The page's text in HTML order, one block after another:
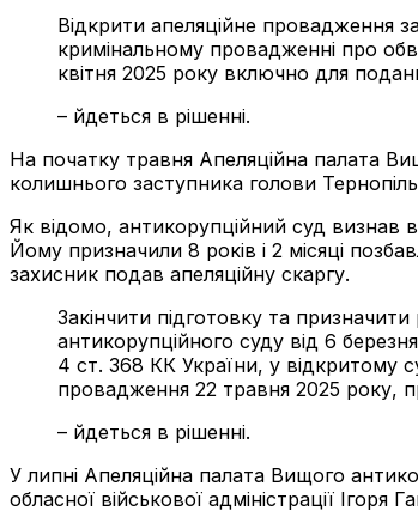
Відкрити апеляційне провадження
кримінальному провадженні про
квітня 2025 року включно для
– йдеться в рішенні.
На початку травня Апеляційна палата
колишнього заступника голови
Як відомо, антикорупційний суд визнав
Йому призначили 8 років і 2 місяці
захисник подав апеляційну скаргу.
Закінчити підготовку та
антикорупційного суду від 6
4 ст. 368 КК України, у відкритому
провадження 22 травня 2025 року,
– йдеться в рішенні.
У липні Апеляційна палата Вищого
обласної військової адміністрації